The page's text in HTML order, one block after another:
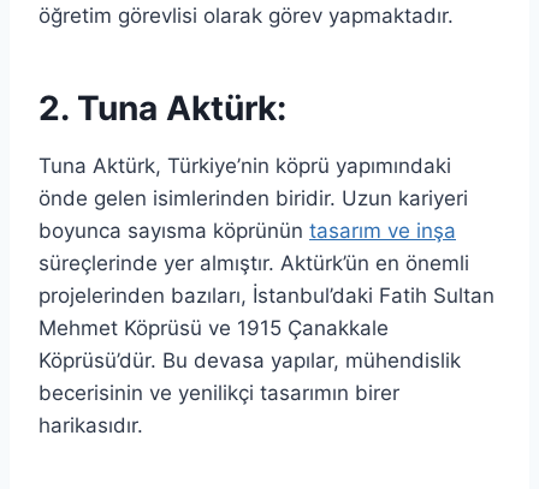
öğretim görevlisi olarak görev yapmaktadır.
2. Tuna Aktürk:
Tuna Aktürk, Türkiye’nin köprü yapımındaki
önde gelen isimlerinden biridir. Uzun kariyeri
boyunca sayısma köprünün tasarım ve inşa
süreçlerinde yer almıştır. Aktürk’ün en önemli
projelerinden bazıları, İstanbul’daki Fatih Sultan
Mehmet Köprüsü ve 1915 Çanakkale
Köprüsü’dür. Bu devasa yapılar, mühendislik
becerisinin ve yenilikçi tasarımın birer
harikasıdır.